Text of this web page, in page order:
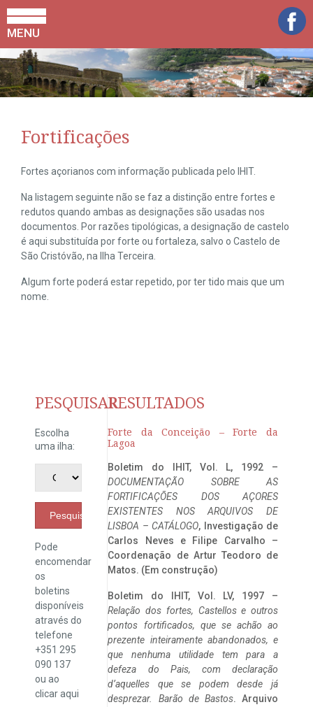
MENU
Fortificações
Fortes açorianos com informação publicada pelo IHIT.
Na listagem seguinte não se faz a distinção entre fortes e
redutos quando ambas as designações são usadas nos
documentos. Por razões tipológicas, a designação de castelo
é aqui substituída por forte ou fortaleza, salvo o Castelo de
São Cristóvão, na Ilha Terceira.
Algum forte poderá estar repetido, por ter tido mais que um
nome.
PESQUISAR
Escolha
uma ilha:
Pesquisar
Pode
encomendar
os
boletins
disponíveis
através do
telefone
+351 295
090 137
ou ao
clicaraqui
RESULTADOS
Forte da Conceição – Forte da
Lagoa
Boletim do IHIT, Vol. L, 1992 –
DOCUMENTAÇÃO SOBRE AS
FORTIFICAÇÕES DOS AÇORES
EXISTENTES NOS ARQUIVOS DE
LISBOA – CATÁLOGO, Investigação de
Carlos Neves e Filipe Carvalho –
Coordenação de Artur Teodoro de
Matos. (Em construção)
Boletim do IHIT, Vol. LV, 1997 –
Relação dos fortes, Castellos e outros
pontos fortificados, que se achão ao
prezente inteiramente abandonados, e
que nenhuma utilidade tem para a
defeza do Pais, com declaração
d’aquelles que se podem desde já
desprezar. Barão de Bastos. Arquivo